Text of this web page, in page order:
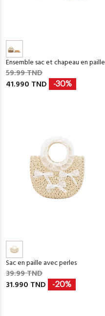
Ensemble sac et chapeau en paille
59.99 TND
41.990 TND
-30%
Sac en paille avec perles
39.99 TND
31.990 TND
-20%